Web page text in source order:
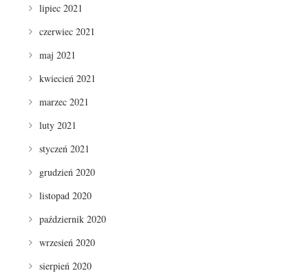
lipiec 2021
czerwiec 2021
maj 2021
kwiecień 2021
marzec 2021
luty 2021
styczeń 2021
grudzień 2020
listopad 2020
październik 2020
wrzesień 2020
sierpień 2020